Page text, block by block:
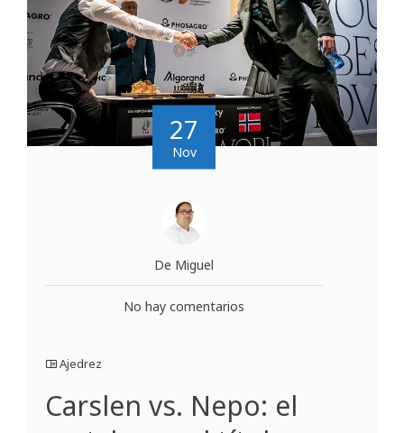
27
Nov
De Miguel
No hay comentarios
Ajedrez
Carslen vs. Nepo: el